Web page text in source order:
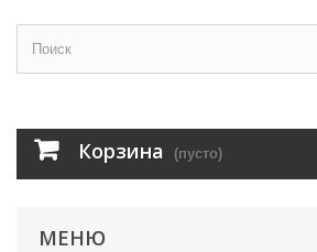
Корзина (пусто)
МЕНЮ